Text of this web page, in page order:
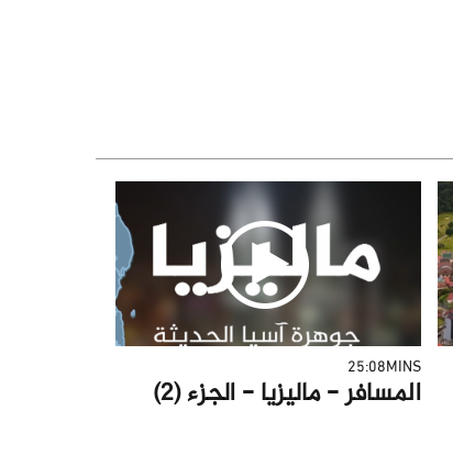
25:08MINS
المسافر - ماليزيا - الجزء (2)